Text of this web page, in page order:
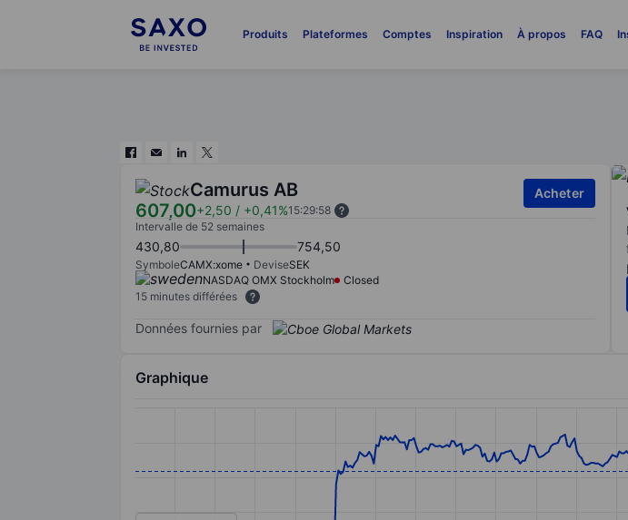
Produits Plateformes Comptes Inspiration À propos FAQ
Camurus AB
607,00+2,50 / +0,41%15:29:58
Acheter
Intervalle de 52 semaines
430,80 754,50
SymboleCAMX:xome DeviseSEK
NASDAQ OMX Stockholm
Closed
15 minutes différées
Données fournies par
Graphique
The chart has 1 X axis displaying categories.
The chart has 1 Y axis displaying values. Data ranges from 526 to 635.